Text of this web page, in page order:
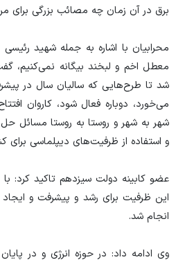
برق در آن زمان چه مصائب بزرگی برای
محرابیان با اشاره به جمله شهید
معطل اخم و لبخند بیگانه نمی‌کنیم،
می‌خورد، دوباره فعال شود، کاروان
شهر به شهر و روستا به روستا مسائل
و استفاده از ظرفیت‌های دیپلماسی برای
عضو کابینه دولت سیزدهم تاکید کرد:
این ظرفیت برای رشد و پیشرفت و ایجاد
انجام شد.
‌وی ادامه داد: در حوزه انرژی و در